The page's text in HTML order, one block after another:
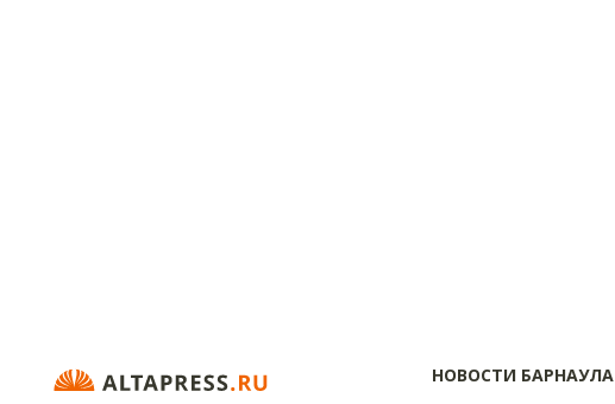
НОВОСТИ БАРНАУЛА